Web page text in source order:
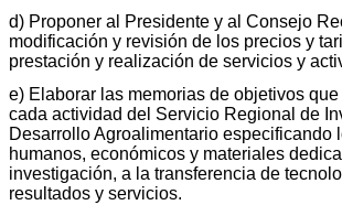
d) Proponer al Presidente y al Consejo
modificación y revisión de los precios y
prestación y realización de servicios y
e) Elaborar las memorias de objetivos
cada actividad del Servicio Regional de
Desarrollo Agroalimentario especificando
humanos, económicos y materiales
investigación, a la transferencia de
resultados y servicios.